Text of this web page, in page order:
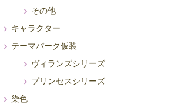
その他
キャラクター
テーマパーク仮装
ヴィランズシリーズ
プリンセスシリーズ
染色